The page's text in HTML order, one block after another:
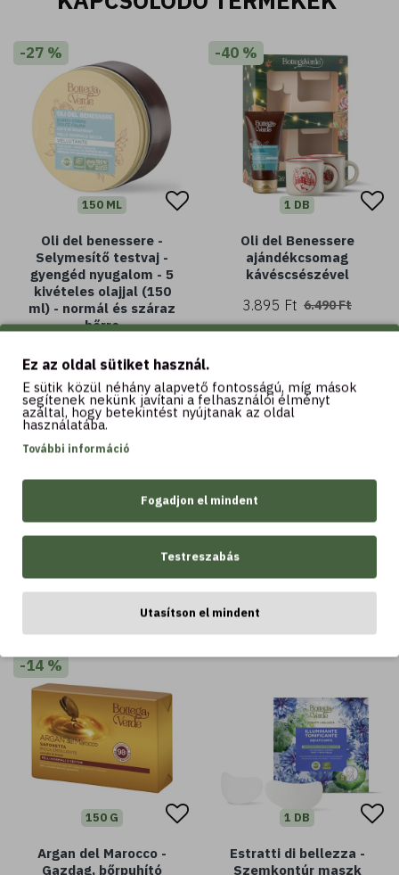
-27 %
150 ML
Oli del benessere -
Selymesítő testvaj -
gyengéd nyugalom - 5
kivételes olajjal (150
ml) - normál és száraz
bőrre
3.990 Ft 5.490 Ft
Kosárba
-40 %
1 DB
Oli del Benessere
ajándékcsomag
kávéscsészével
3.895 Ft 6.490 Ft
LEGTÖBBET VÁSÁROLT
-14 %
150 G
Argan del Marocco -
Gazdag, bőrpuhító
1 DB
Estratti di bellezza -
Szemkontúr maszk
Ez az oldal sütiket használ.
E sütik közül néhány alapvető fontosságú, míg mások
segítenek nekünk javítani a felhasználói élményt
azáltal, hogy betekintést nyújtanak az oldal
használatába.
További információ
Fogadjon el mindent
Testreszabás
Utasítson el mindent